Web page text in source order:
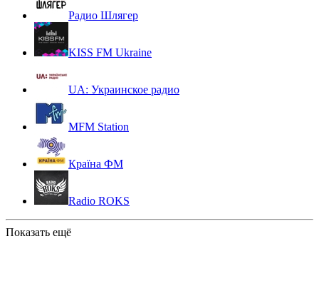
Радио Шлягер
KISS FM Ukraine
UA: Украинское радио
MFM Station
Країна ФМ
Radio ROKS
Показать ещё